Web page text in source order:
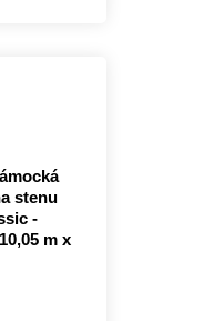
stenu
-
m x